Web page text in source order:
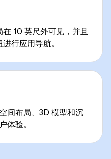
10 英尺外可见，并且
行应用导航。
间布局、3D 模型和沉
体验。